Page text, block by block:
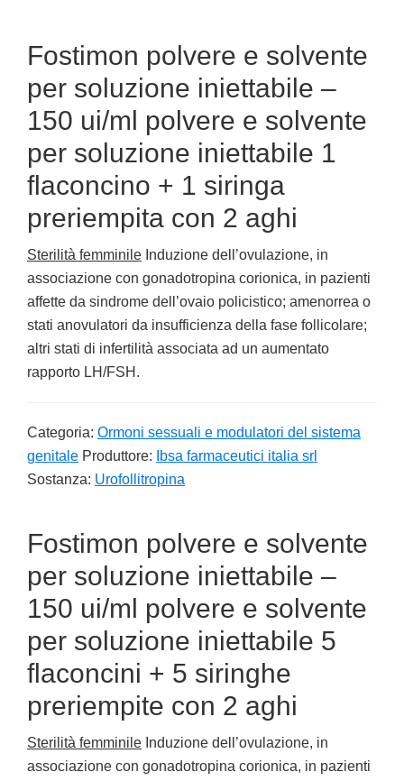
Fostimon polvere e solvente
per soluzione iniettabile –
150 ui/ml polvere e solvente
per soluzione iniettabile 1
flaconcino + 1 siringa
preriempita con 2 aghi
Sterilità femminile Induzione dell’ovulazione, in
associazione con gonadotropina corionica, in pazienti
affette da sindrome dell’ovaio policistico; amenorrea o
stati anovulatori da insufficienza della fase follicolare;
altri stati di infertilità associata ad un aumentato
rapporto LH/FSH.
Categoria: Ormoni sessuali e modulatori del sistema
genitale Produttore:
Ibsa farmaceutici italia srl
Sostanza: Urofollitropina
Fostimon polvere e solvente
per soluzione iniettabile –
150 ui/ml polvere e solvente
per soluzione iniettabile 5
flaconcini + 5 siringhe
preriempite con 2 aghi
Sterilità femminile Induzione dell’ovulazione, in
associazione con gonadotropina corionica, in pazienti